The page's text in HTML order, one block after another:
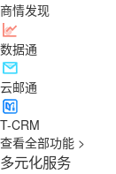
商情发现
数据通
云邮通
T-CRM
查看全部功能 >
多元化服务